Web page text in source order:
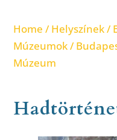
Home /Helyszínek/
Múzeumok/
Múzeum